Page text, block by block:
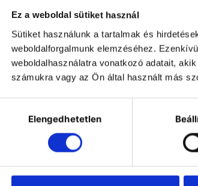
Ez a weboldal sütiket használ
Sütiket használunk a tartalmak és
weboldalforgalmunk elemzéséhez.
weboldalhasználatra vonatkozó adatait,
számukra vagy az Ön által használt más
kiválasztásaElengedhetetlen
Heidolph
shaker
• The one
temperature-
• The 1000
device can be
integrated into
incubation